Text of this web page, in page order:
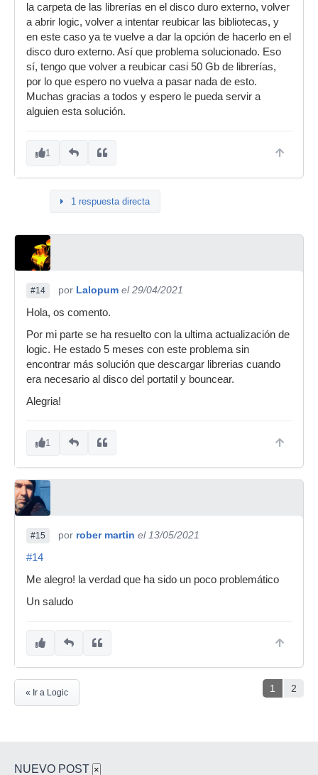
la carpeta de las librerías en el disco duro externo, volver
a abrir logic, volver a intentar reubicar las bibliotecas, y
en este caso ya te vuelve a dar la opción de hacerlo en el
disco duro externo. Así que problema solucionado. Eso
sí, tengo que volver a reubicar casi 50 Gb de librerías,
por lo que espero no vuelva a pasar nada de esto.
Muchas gracias a todos y espero le pueda servir a
alguien esta solución.
1
1 respuesta directa
#14 por Lalopum el 29/04/2021
Hola, os comento.
Por mi parte se ha resuelto con la ultima actualización de
logic. He estado 5 meses con este problema sin
encontrar más solución que descargar librerias cuando
era necesario al disco del portatil y bouncear.
Alegria!
1
#15 por rober martin el 13/05/2021
#14
Me alegro! la verdad que ha sido un poco problemático
Un saludo
1 2
« Ir a Logic
NUEVO POST ×